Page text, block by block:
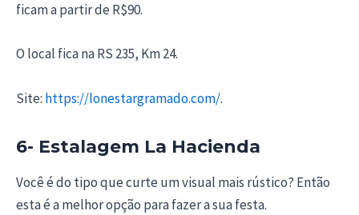
ficam a partir de R$90.
O local fica na RS 235, Km 24.
Site: https://lonestargramado.com/.
6- Estalagem La Hacienda
Você é do tipo que curte um visual mais rústico? Então
esta é a melhor opção para fazer a sua festa.